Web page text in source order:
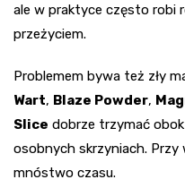
ale w praktyce często robi
przeżyciem.
Problemem bywa też zły
Wart, Blaze Powder,
Slice dobrze trzymać
osobnych skrzyniach.
mnóstwo czasu.